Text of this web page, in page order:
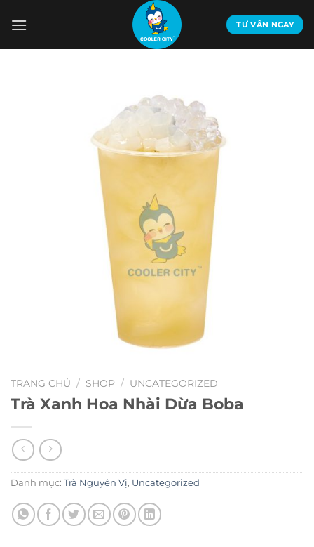
qua
TƯ VẤN NGAY
TRANG CHỦ / SHOP / UNCATEGORIZED
Trà Xanh Hoa Nhài Dừa Boba
Danh mục: Trà Nguyên Vị, Uncategorized